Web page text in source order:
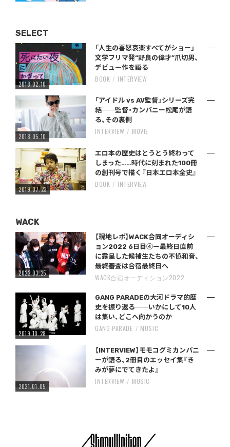
SELECT
2018.02.10
「人生の喜怒哀楽すべてがショー」
文学フリマ発“野良の偉才”爪切男、
デビュー作を語る
BOOK INTERVIEW
2018.05.10
「アイドル vs AV監督」シリーズ完
結──監督・カンパニー松尾が語
る、その裏側
INTERVIEW MOVIE
2019.07.23
エロ本の歴史はとうとう終わって
しまった……時代に刻まれた100冊
の創刊号で描く『日本エロ本全史』
BOOK INTERVIEW
WACK
2022.03.25
【現地レポ】WACK合同オーディシ
ョン2022 6日目④ー最終日直前
に露呈した候補生たちの不協和音、
最終審査は合宿最終日へ
WACK合宿オーディション2022
2019.10.28
GANG PARADEの大河ドラマ的歴
史を振り返る──いかにして10人
は集い、どこへ向かうのか
GANG PARADE MUSIC
2021.01.05
【INTERVIEW】モモコグミカンパニ
ーが語る、2冊目のエッセイ集『き
みが夢にでてきたよ』
INTERVIEW MUSIC